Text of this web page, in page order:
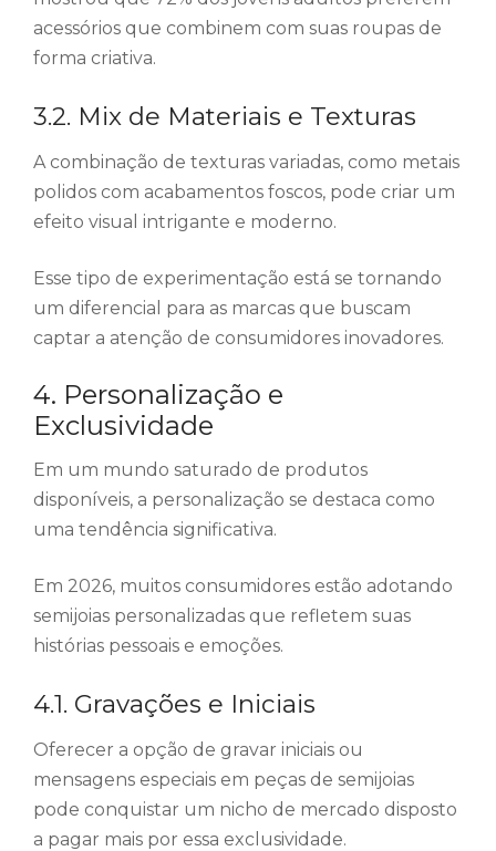
acessórios que combinem com suas roupas de
forma criativa.
3.2. Mix de Materiais e Texturas
A combinação de texturas variadas, como metais
polidos com acabamentos foscos, pode criar um
efeito visual intrigante e moderno.
Esse tipo de experimentação está se tornando
um diferencial para as marcas que buscam
captar a atenção de consumidores inovadores.
4. Personalização e
Exclusividade
Em um mundo saturado de produtos
disponíveis, a personalização se destaca como
uma tendência significativa.
Em 2026, muitos consumidores estão adotando
semijoias personalizadas que refletem suas
histórias pessoais e emoções.
4.1. Gravações e Iniciais
Oferecer a opção de gravar iniciais ou
mensagens especiais em peças de semijoias
pode conquistar um nicho de mercado disposto
a pagar mais por essa exclusividade.